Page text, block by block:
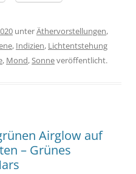
unterÄthervorstellungen,
, Indizien, Lichtentstehung
, Mond,Sonneveröffentlicht.
Airglow auf
– Grünes